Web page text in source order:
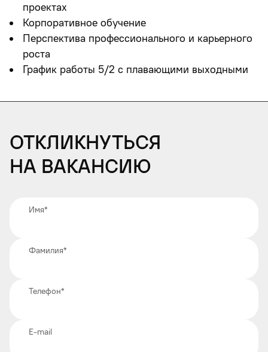
проектах
Корпоративное обучение
Перспектива профессионального и карьерного
роста
График работы 5/2 c плавающими выходными
Откликнуться
на вакансию
Имя*
Фамилия*
Телефон*
E-mail